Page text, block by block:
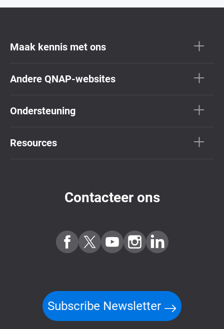
Maak kennis met ons
Andere QNAP-websites
Ondersteuning
Resources
Contacteer ons
Subscribe Newsletter